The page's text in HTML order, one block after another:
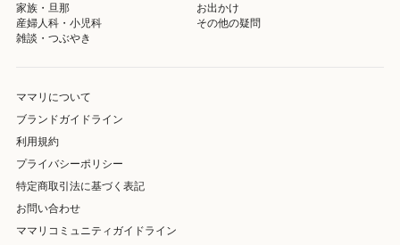
家族・旦那
お出かけ
産婦人科・小児科
その他の疑問
雑談・つぶやき
ママリについて
ブランドガイドライン
利用規約
プライバシーポリシー
特定商取引法に基づく表記
お問い合わせ
ママリコミュニティガイドライン